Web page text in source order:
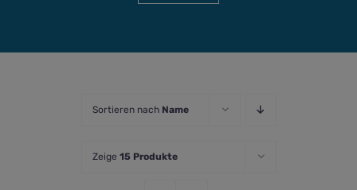
Sortieren nach Name
Zeige 15 Produkte